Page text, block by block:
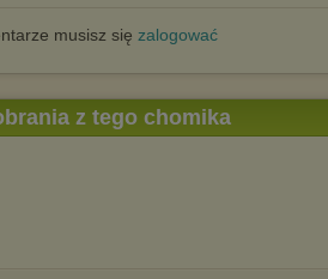
musisz się zalogować
z tego chomika